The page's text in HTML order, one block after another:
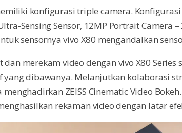
konfigurasi triple camera.
Sensing Sensor, 12MP Portrait Camera
sensornya vivo X80 mengandalkan
merekam video dengan vivo X80
dibawanya. Melanjutkan kolaborasi
ZEISS Cinematic Video
rekaman video dengan latar